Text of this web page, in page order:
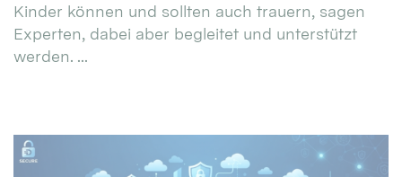
Kinder können und sollten auch trauern, sagen
Experten, dabei aber begleitet und unterstützt
werden. ...